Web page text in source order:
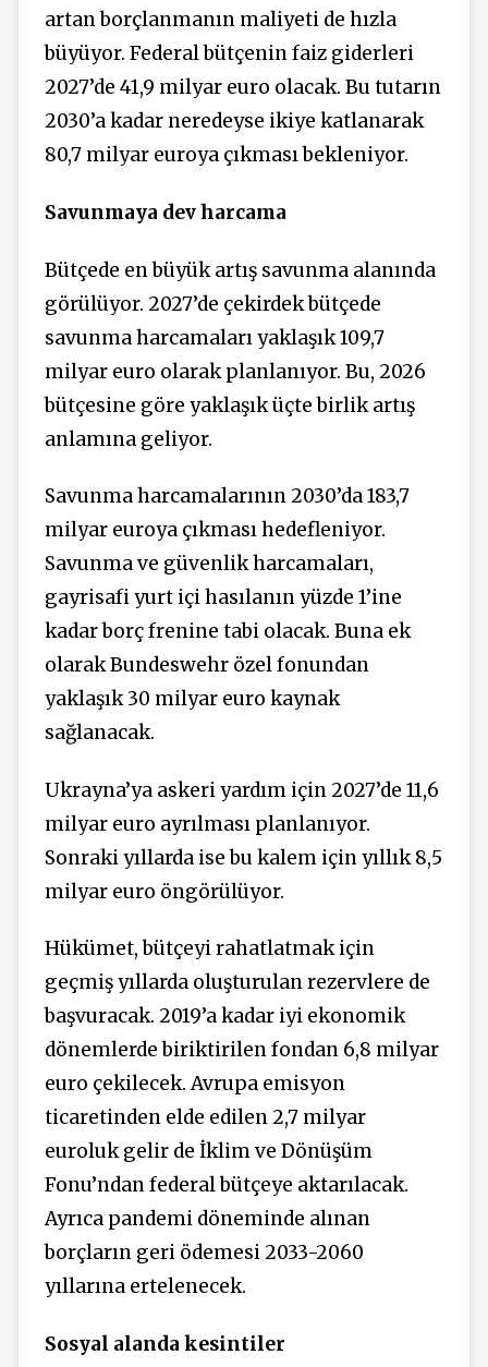
artan borçlanmanın maliyeti de hızla
büyüyor. Federal bütçenin faiz giderleri
2027’de 41,9 milyar euro olacak. Bu tutarın
2030’a kadar neredeyse ikiye katlanarak
80,7 milyar euroya çıkması bekleniyor.
Savunmaya dev harcama
Bütçede en büyük artış savunma alanında
görülüyor. 2027’de çekirdek bütçede
savunma harcamaları yaklaşık 109,7
milyar euro olarak planlanıyor. Bu, 2026
bütçesine göre yaklaşık üçte birlik artış
anlamına geliyor.
Savunma harcamalarının 2030’da 183,7
milyar euroya çıkması hedefleniyor.
Savunma ve güvenlik harcamaları,
gayrisafi yurt içi hasılanın yüzde 1’ine
kadar borç frenine tabi olacak. Buna ek
olarak Bundeswehr özel fonundan
yaklaşık 30 milyar euro kaynak
sağlanacak.
Ukrayna’ya askeri yardım için 2027’de 11,6
milyar euro ayrılması planlanıyor.
Sonraki yıllarda ise bu kalem için yıllık 8,5
milyar euro öngörülüyor.
Hükümet, bütçeyi rahatlatmak için
geçmiş yıllarda oluşturulan rezervlere de
başvuracak. 2019’a kadar iyi ekonomik
dönemlerde biriktirilen fondan 6,8 milyar
euro çekilecek. Avrupa emisyon
ticaretinden elde edilen 2,7 milyar
euroluk gelir de İklim ve Dönüşüm
Fonu’ndan federal bütçeye aktarılacak.
Ayrıca pandemi döneminde alınan
borçların geri ödemesi 2033-2060
yıllarına ertelenecek.
Sosyal alanda kesintiler